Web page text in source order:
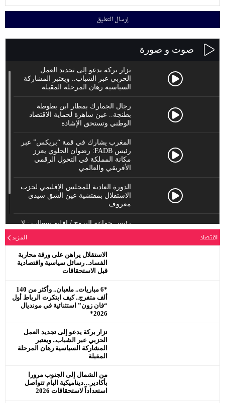
صوت و صورة
نزار بركة يدعو إلى تجديد العمل
الحزبي عبر الشباب.. ويعتبر المشاركة
السياسية رهان المرحلة المقبلة
رجال الجمارك بمطار ابن بطوطة
بطنجة.. عين ساهرة لحماية الاقتصاد
الوطني وتستحق الإشادة
المغرب يشارك في قمة “بريكس” عبر
رئيس FADB: رضوان الحلوي يعزز
مكانة المملكة في التحول الرقمي
الأفريقي والعالمي
الدورة العادية للمجلس الإقليمي لحزب
الاستقلال بمفتشية عين الشق سيدي
معروف
رئيس جماعة البروج / اقليم سطات : لا
يحترم جلالة الملك محمد السادس
اقتصاد المزيد
الاستقلال يراهن على ورقة محاربة
الفساد.. رسائل سياسية واقتصادية
قبل الاستحقاقات
*6 مباريات.. ملعبان.. وأكثر من 140
ألف متفرج.. كيف ابتكرت الرباط أول
“فان زون” استثنائية في مونديال
2026*
نزار بركة يدعو إلى تجديد العمل
الحزبي عبر الشباب.. ويعتبر
المشاركة السياسية رهان المرحلة
المقبلة
من الشمال إلى الجنوب مرورا
بأكادير…ديناميكية البام تتواصل
استعداداً لاستحقاقات 2026